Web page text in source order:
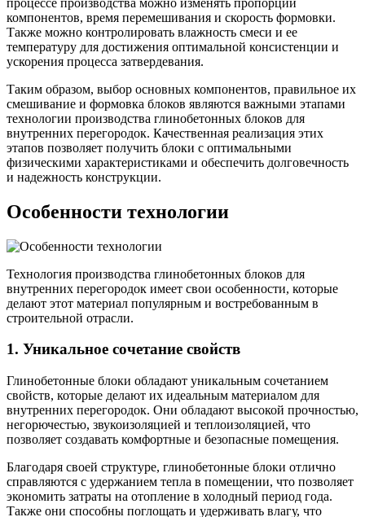
компонентов, время перемешивания и скорость формовки.
Также можно контролировать влажность смеси и ее
температуру для достижения оптимальной консистенции и
ускорения процесса затвердевания.
Таким образом, выбор основных компонентов, правильное их
смешивание и формовка блоков являются важными этапами
технологии производства глинобетонных блоков для
внутренних перегородок. Качественная реализация этих
этапов позволяет получить блоки с оптимальными
физическими характеристиками и обеспечить долговечность
и надежность конструкции.
Особенности технологии
Технология производства глинобетонных блоков для
внутренних перегородок имеет свои особенности, которые
делают этот материал популярным и востребованным в
строительной отрасли.
1. Уникальное сочетание свойств
Глинобетонные блоки обладают уникальным сочетанием
свойств, которые делают их идеальным материалом для
внутренних перегородок. Они обладают высокой прочностью,
негорючестью, звукоизоляцией и теплоизоляцией, что
позволяет создавать комфортные и безопасные помещения.
Благодаря своей структуре, глинобетонные блоки отлично
справляются с удержанием тепла в помещении, что позволяет
экономить затраты на отопление в холодный период года.
Также они способны поглощать и удерживать влагу, что